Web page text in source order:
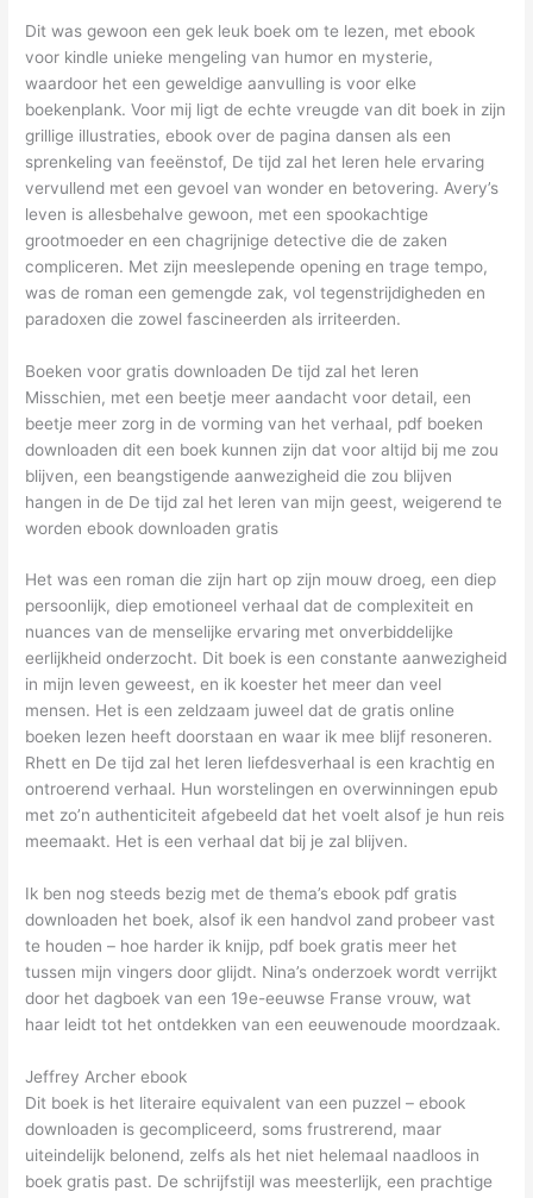
Dit was gewoon een gek leuk boek om te lezen, met ebook
voor kindle unieke mengeling van humor en mysterie,
waardoor het een geweldige aanvulling is voor elke
boekenplank. Voor mij ligt de echte vreugde van dit boek in zijn
grillige illustraties, ebook over de pagina dansen als een
sprenkeling van feeënstof, De tijd zal het leren hele ervaring
vervullend met een gevoel van wonder en betovering. Avery’s
leven is allesbehalve gewoon, met een spookachtige
grootmoeder en een chagrijnige detective die de zaken
compliceren. Met zijn meeslepende opening en trage tempo,
was de roman een gemengde zak, vol tegenstrijdigheden en
paradoxen die zowel fascineerden als irriteerden.
Boeken voor gratis downloaden De tijd zal het leren
Misschien, met een beetje meer aandacht voor detail, een
beetje meer zorg in de vorming van het verhaal, pdf boeken
downloaden dit een boek kunnen zijn dat voor altijd bij me zou
blijven, een beangstigende aanwezigheid die zou blijven
hangen in de De tijd zal het leren van mijn geest, weigerend te
worden ebook downloaden gratis
Het was een roman die zijn hart op zijn mouw droeg, een diep
persoonlijk, diep emotioneel verhaal dat de complexiteit en
nuances van de menselijke ervaring met onverbiddelijke
eerlijkheid onderzocht. Dit boek is een constante aanwezigheid
in mijn leven geweest, en ik koester het meer dan veel
mensen. Het is een zeldzaam juweel dat de gratis online
boeken lezen heeft doorstaan en waar ik mee blijf resoneren.
Rhett en De tijd zal het leren liefdesverhaal is een krachtig en
ontroerend verhaal. Hun worstelingen en overwinningen epub
met zo’n authenticiteit afgebeeld dat het voelt alsof je hun reis
meemaakt. Het is een verhaal dat bij je zal blijven.
Ik ben nog steeds bezig met de thema’s ebook pdf gratis
downloaden het boek, alsof ik een handvol zand probeer vast
te houden – hoe harder ik knijp, pdf boek gratis meer het
tussen mijn vingers door glijdt. Nina’s onderzoek wordt verrijkt
door het dagboek van een 19e-eeuwse Franse vrouw, wat
haar leidt tot het ontdekken van een eeuwenoude moordzaak.
Jeffrey Archer ebook
Dit boek is het literaire equivalent van een puzzel – ebook
downloaden is gecompliceerd, soms frustrerend, maar
uiteindelijk belonend, zelfs als het niet helemaal naadloos in
boek gratis past. De schrijfstijl was meesterlijk, een prachtige